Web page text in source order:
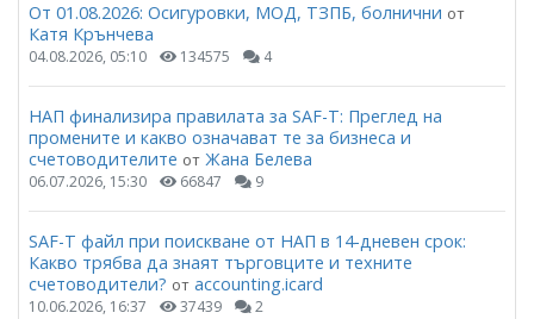
От 01.08.2026: Осигуровки, МОД, ТЗПБ, болнични от
Катя Крънчева
04.08.2026, 05:10 134575 4
НАП финализира правилата за SAF-T: Преглед на
промените и какво означават те за бизнеса и
счетоводителите от Жана Белева
06.07.2026, 15:30 66847 9
SAF-T файл при поискване от НАП в 14-дневен срок:
Какво трябва да знаят търговците и техните
счетоводители? от accounting.icard
10.06.2026, 16:37 37439 2